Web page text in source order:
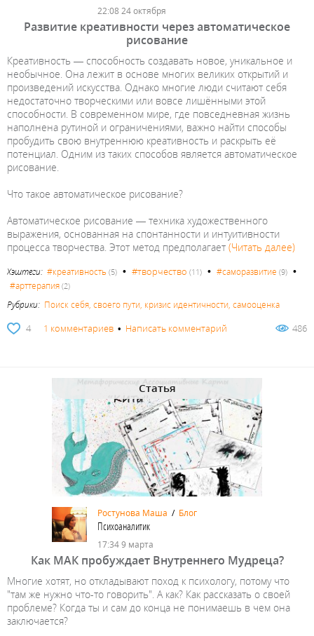
22:08 24 октября
Развитие креативности через автоматическое
рисование
Креативность — способность создавать новое, уникальное и
необычное. Она лежит в основе многих великих открытий и
произведений искусства. Однако многие люди считают себя
недостаточно творческими или вовсе лишёнными этой
способности. В современном мире, где повседневная жизнь
наполнена рутиной и ограничениями, важно найти способы
пробудить свою внутреннюю креативность и раскрыть её
потенциал. Одним из таких способов является автоматическое
рисование.
Что такое автоматическое рисование?
Автоматическое рисование — техника художественного
выражения, основанная на спонтанности и интуитивности
процесса творчества. Этот метод предполагает (Читать далее)
Хэштеги: #креативность (5) • #творчество (11) • #саморазвитие (9) •
#арттерапия (2)
Рубрики: Поиск себя, своего пути, кризис идентичности, самооценка
4 1 комментариев • Написать комментарий 486
Статья
Ростунова Маша / Блог
Психоаналитик
17:34 9 марта
Как МАК пробуждает Внутреннего Мудреца?
Многие хотят, но откладывают поход к психологу, потому что
"там же нужно что-то говорить". А как? Как рассказать о своей
проблеме? Когда ты и сам до конца не понимаешь в чем она
заключается?